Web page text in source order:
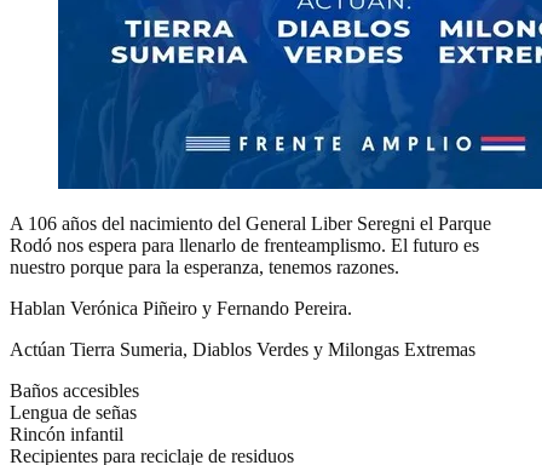
A 106 años del nacimiento del General Liber Seregni el Parque
Rodó nos espera para llenarlo de frenteamplismo. El futuro es
nuestro porque para la esperanza, tenemos razones.
Hablan Verónica Piñeiro y Fernando Pereira.
Actúan Tierra Sumeria, Diablos Verdes y Milongas Extremas
Baños accesibles
Lengua de señas
Rincón infantil
Recipientes para reciclaje de residuos